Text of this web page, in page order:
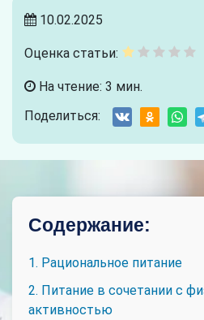
10.02.2025
Оценка статьи:
На чтение: 3 мин.
Поделиться:
Содержание:
1. Рациональное питание
2. Питание в сочетании с
активностью